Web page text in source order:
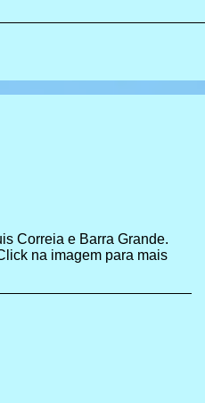
Correia e Barra Grande.
na imagem para mais